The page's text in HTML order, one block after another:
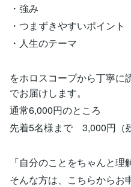
・強み
・つまずきやすいポイント
・人生のテーマ
をホロスコープから丁寧に
でお届けします。
通常6,000円のところ
先着5名様まで 3,000円（
「自分のことをちゃんと理
そんな方は、こちらからお